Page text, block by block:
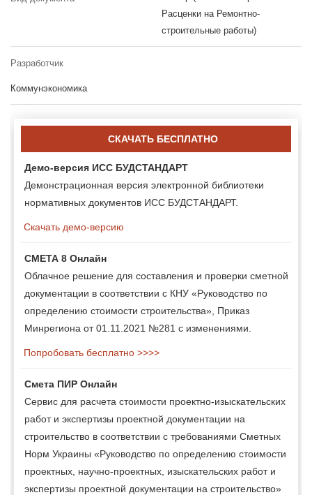
Расценки на Ремонтно-
строительные работы)
Разработчик
Коммунэкономика
СКАЧАТЬ БЕСПЛАТНО
Демо-версия ИСС БУДСТАНДАРТ
Демонстрационная версия электронной библиотеки
нормативных документов ИСС БУДСТАНДАРТ.
Скачать демо-версию
СМЕТА 8 Онлайн
Облачное решение для составления и проверки сметной
документации в соответствии с КНУ «Руководство по
определению стоимости строительства», Приказ
Минрегиона от 01.11.2021 №281 с изменениями.
Попробовать бесплатно >>>>
Смета ПИР Онлайн
Сервис для расчета стоимости проектно-изыскательских
работ и экспертизы проектной документации на
строительство в соответствии с требованиями Сметных
Норм Украины «Руководство по определению стоимости
проектных, научно-проектных, изыскательских работ и
экспертизы проектной документации на строительство»